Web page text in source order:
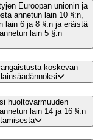
Euroopan unionin ja
annetun lain 10 §:n,
lain 6 ja 8 §:n ja eräistä
lain 5 §:n
koskevan
huoltovarmuuden
lain 14 ja 16 §:n